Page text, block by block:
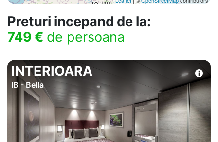
Preturi incepand de la:
749 € de persoana
INTERIOARA
IB - Bella